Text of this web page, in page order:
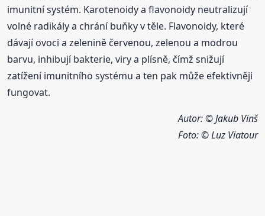
imunitní systém. Karotenoidy a flavonoidy neutralizují
volné radikály a chrání buňky v těle. Flavonoidy, které
dávají ovoci a zelenině červenou, zelenou a modrou
barvu, inhibují bakterie, viry a plísně, čímž snižují
zatížení imunitního systému a ten pak může efektivněji
fungovat.
Autor: © Jakub Vinš
Foto:© Luz Viatour